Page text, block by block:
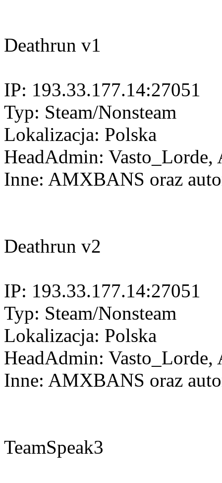
Deathrun v1
IP: 193.33.177.14:27051
Typ: Steam/Nonsteam
Lokalizacja: Polska
HeadAdmin:
Inne: AMXBANS oraz
Deathrun v2
IP: 193.33.177.14:27051
Typ: Steam/Nonsteam
Lokalizacja: Polska
HeadAdmin:
Inne: AMXBANS oraz
TeamSpeak3